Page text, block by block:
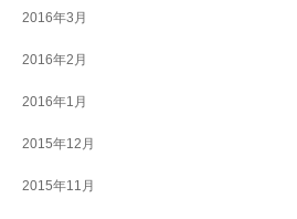
2016年3月
2016年2月
2016年1月
2015年12月
2015年11月